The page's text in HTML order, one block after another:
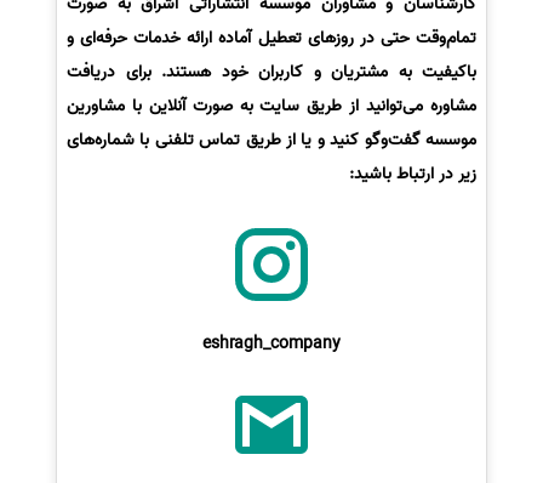
تمام‌وقت حتی در روزهای تعطیل آماده ارائه خدمات حرفه‌ای و
باکیفیت به مشتریان و کاربران خود هستند. برای دریافت
مشاوره می‌توانید از طریق سایت به صورت آنلاین با مشاورین
موسسه گفت‌وگو کنید و یا از طریق تماس تلفنی با شماره‌های
زیر در ارتباط باشید:
eshragh_company